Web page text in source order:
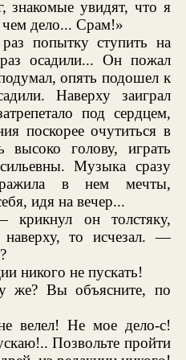
знакомые увидят, что я
чем дело... Срам!»
попытку ступить на
осадили... Он пожал
опять подошел к
Наверху заиграл
под сердцем,
поскорее очутиться в
высоко голову, играть
Музыка сразу
в нем мечты,
идя на вечер...
он толстяку,
то исчезал. —
никого не пускать!
Вы объясните, по
велел! Не мое дело-с!
Позвольте пройти